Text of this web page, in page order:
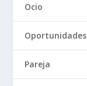
Ocio
Oportunidades
Pareja